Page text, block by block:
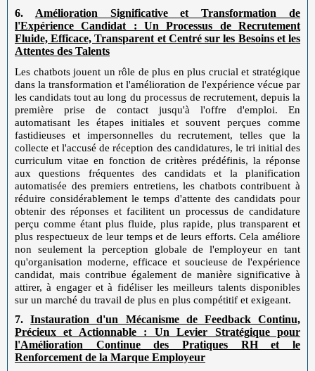
6. Amélioration Significative et Transformation de
l'Expérience Candidat : Un Processus de Recrutement
Fluide, Efficace, Transparent et Centré sur les Besoins et les
Attentes des Talents
Les chatbots jouent un rôle de plus en plus crucial et stratégique
dans la transformation et l'amélioration de l'expérience vécue par
les candidats tout au long du processus de recrutement, depuis la
première prise de contact jusqu'à l'offre d'emploi. En
automatisant les étapes initiales et souvent perçues comme
fastidieuses et impersonnelles du recrutement, telles que la
collecte et l'accusé de réception des candidatures, le tri initial des
curriculum vitae en fonction de critères prédéfinis, la réponse
aux questions fréquentes des candidats et la planification
automatisée des premiers entretiens, les chatbots contribuent à
réduire considérablement le temps d'attente des candidats pour
obtenir des réponses et facilitent un processus de candidature
perçu comme étant plus fluide, plus rapide, plus transparent et
plus respectueux de leur temps et de leurs efforts. Cela améliore
non seulement la perception globale de l'employeur en tant
qu'organisation moderne, efficace et soucieuse de l'expérience
candidat, mais contribue également de manière significative à
attirer, à engager et à fidéliser les meilleurs talents disponibles
sur un marché du travail de plus en plus compétitif et exigeant.
7.Instauration d'un Mécanisme de Feedback Continu,
Précieux et Actionnable : Un Levier Stratégique pour
l'Amélioration Continue des Pratiques RH et le
Renforcement de la Marque Employeur